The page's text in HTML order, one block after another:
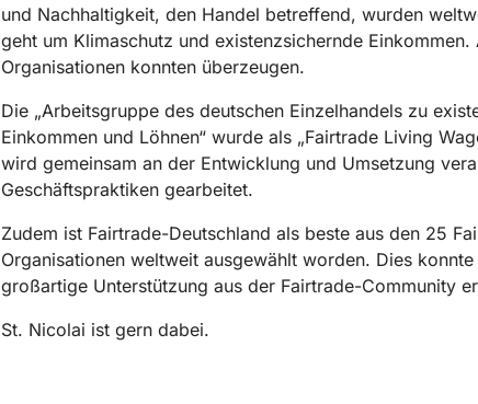
und Nachhaltigkeit, den Handel betreffend, wurden
geht um Klimaschutz und existenzsichernde Einkommen.
Organisationen konnten überzeugen.
Die „Arbeitsgruppe des deutschen Einzelhandels zu
Einkommen und Löhnen“ wurde als „Fairtrade Living
wird gemeinsam an der Entwicklung und Umsetzung
Geschäftspraktiken gearbeitet.
Zudem ist Fairtrade-Deutschland als beste aus den 25
Organisationen weltweit ausgewählt worden. Dies
großartige Unterstützung aus der Fairtrade-Community
St. Nicolai ist gern dabei.